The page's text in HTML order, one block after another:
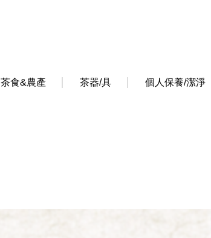
茶食&農產 茶器/具 個人保養/潔淨